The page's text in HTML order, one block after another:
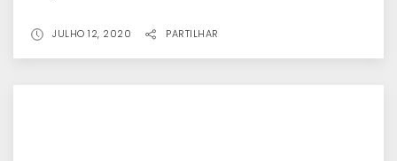
JULHO 12, 2020 PARTILHAR